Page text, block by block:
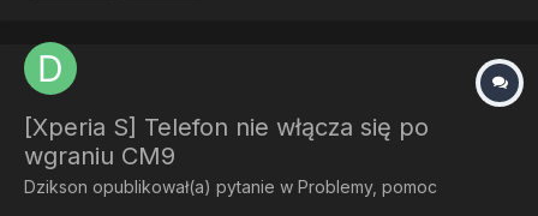
[Xperia S] Telefon nie włącza się po
wgraniu CM9
Dzikson opublikował(a) pytanie w Problemy, pomoc